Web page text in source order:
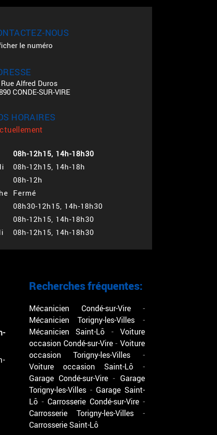
NOUS
le numéro
Alfred Duros
CONDE-SUR-VIRE
HORAIRES
08h-12h15, 14h-18h30
08h-12h15, 14h-18h
08h-12h
Fermé
08h30-12h15, 14h-18h30
08h-12h15, 14h-18h30
08h-12h15, 14h-18h30
Recherches fréquentes:
Mécanicien Condé-sur-Vire
Mécanicien Torigny-les-Villes
Mécanicien Saint-Lô
Voiture
occasion Condé-sur-Vire
Voiture
occasion Torigny-les-Villes
Voiture occasion Saint-Lô
Garage Condé-sur-Vire
Garage
Torigny-les-Villes
Garage Saint-
Lô
Carrosserie Condé-sur-Vire
Carrosserie Torigny-les-Villes
Carrosserie Saint-Lô